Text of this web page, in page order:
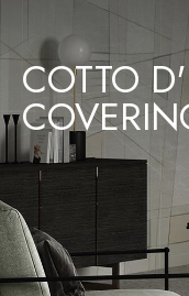
COTTO